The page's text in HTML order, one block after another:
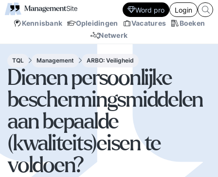
Kennisbank Opleidingen Vacatures
Boeken
Netwerk
Word pro Login
TQL Management ARBO: Veiligheid
Dienen persoonlijke
beschermingsmiddelen
aan bepaalde
(kwaliteits)eisen te
voldoen?